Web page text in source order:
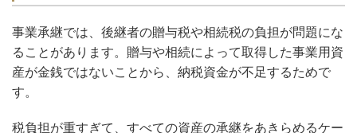
事業承継では、後継者の贈与税や相続税の負担が問題にな
ることがあります。贈与や相続によって取得した事業用資
産が金銭ではないことから、納税資金が不足するためで
す。
税負担が重すぎて、すべての資産の承継をあきらめるケー